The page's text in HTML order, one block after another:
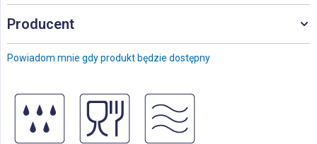
Powiadom mnie gdy produkt będzie dostępny
Producent